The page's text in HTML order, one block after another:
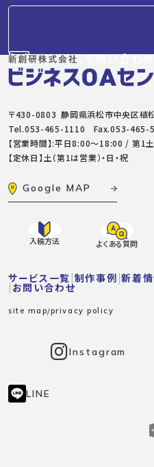
フォームで問い合わ
〒430-0803 静岡県浜松市中央区植
Tel.053-465-1110 Fax.053-465-
【営業時間】:平日8:00～18:00 / 第1
【定休日】土（第1は営業）・日・祝
Google MAP
入稿方法 よくある質問
サービス一覧 制作事例 新着
お問い合わせ
site map privacy policy
LINE
Instagram